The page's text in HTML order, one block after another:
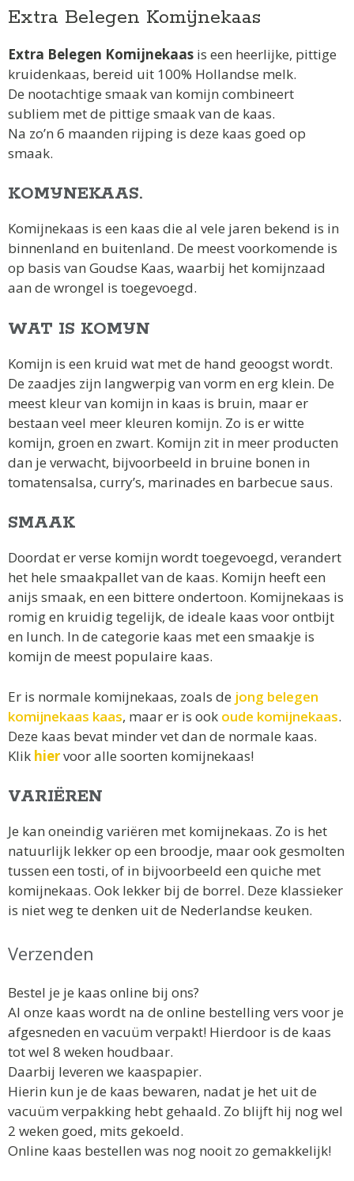
Extra Belegen Komijnekaas
Extra Belegen Komijnekaas is een heerlijke, pittige
kruidenkaas, bereid uit 100% Hollandse melk.
De nootachtige smaak van komijn combineert
subliem met de pittige smaak van de kaas.
Na zo’n 6 maanden rijping is deze kaas goed op
smaak.
KOMIJNEKAAS.
Komijnekaas is een kaas die al vele jaren bekend is in
binnenland en buitenland. De meest voorkomende is
op basis van Goudse Kaas, waarbij het komijnzaad
aan de wrongel is toegevoegd.
WAT IS KOMIJN
Komijn is een kruid wat met de hand geoogst wordt.
De zaadjes zijn langwerpig van vorm en erg klein. De
meest kleur van komijn in kaas is bruin, maar er
bestaan veel meer kleuren komijn. Zo is er witte
komijn, groen en zwart. Komijn zit in meer producten
dan je verwacht, bijvoorbeeld in bruine bonen in
tomatensalsa, curry’s, marinades en barbecue saus.
SMAAK
Doordat er verse komijn wordt toegevoegd, verandert
het hele smaakpallet van de kaas. Komijn heeft een
anijs smaak, en een bittere ondertoon. Komijnekaas is
romig en kruidig tegelijk, de ideale kaas voor ontbijt
en lunch. In de categorie kaas met een smaakje is
komijn de meest populaire kaas.
Er is normale komijnekaas, zoals de jong belegen
komijnekaas kaas, maar er is ook oude komijnekaas.
Deze kaas bevat minder vet dan de normale kaas.
Klik hiervoor alle soorten komijnekaas!
VARIËREN
Je kan oneindig variëren met komijnekaas. Zo is het
natuurlijk lekker op een broodje, maar ook gesmolten
tussen een tosti, of in bijvoorbeeld een quiche met
komijnekaas. Ook lekker bij de borrel. Deze klassieker
is niet weg te denken uit de Nederlandse keuken.
Verzenden
Bestel je je kaas online bij ons?
Al onze kaas wordt na de online bestelling vers voor je
afgesneden en vacuüm verpakt! Hierdoor is de kaas
tot wel 8 weken houdbaar.
Daarbij leveren we kaaspapier.
Hierin kun je de kaas bewaren, nadat je het uit de
vacuüm verpakking hebt gehaald. Zo blijft hij nog wel
2 weken goed, mits gekoeld.
Online kaas bestellen was nog nooit zo gemakkelijk!